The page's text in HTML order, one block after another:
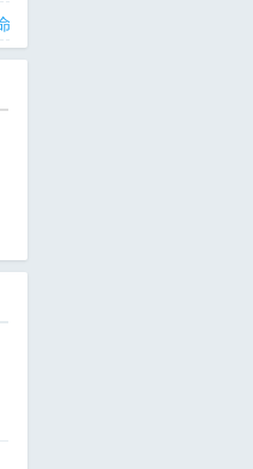
- Linux 用户和用户组管理